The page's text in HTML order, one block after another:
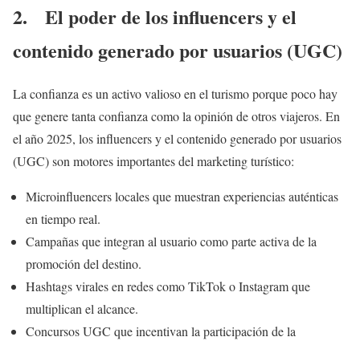
2. El poder de los influencers y el
contenido generado por usuarios (UGC)
La confianza es un activo valioso en el turismo porque poco hay
que genere tanta confianza como la opinión de otros viajeros. En
el año 2025, los influencers y el contenido generado por usuarios
(UGC) son motores importantes del marketing turístico:
Microinfluencers locales que muestran experiencias auténticas
en tiempo real.
Campañas que integran al usuario como parte activa de la
promoción del destino.
Hashtags virales en redes como TikTok o Instagram que
multiplican el alcance.
Concursos UGC que incentivan la participación de la